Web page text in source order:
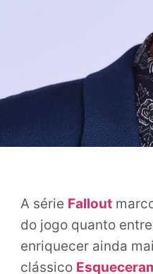
A série Fallout
do jogo quanto
enriquecer ainda
clássico